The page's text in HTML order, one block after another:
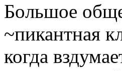
Бoльшoe
~пикантная
когда